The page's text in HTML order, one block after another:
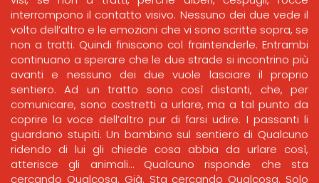
interrompono il contatto visivo. Nessuno dei due vede il
volto dell’altro e le emozioni che vi sono scritte sopra, se
non a tratti. Quindi finiscono col fraintenderle. Entrambi
continuano a sperare che le due strade si incontrino più
avanti e nessuno dei due vuole lasciare il proprio
sentiero. Ad un tratto sono così distanti, che, per
comunicare, sono costretti a urlare, ma a tal punto da
coprire la voce dell’altro pur di farsi udire. I passanti li
guardano stupiti. Un bambino sul sentiero di Qualcuno
ridendo di lui gli chiede cosa abbia da urlare così,
atterisce gli animali… Qualcuno risponde che sta
cercando Qualcosa. Già. Sta cercando Qualcosa. Solo